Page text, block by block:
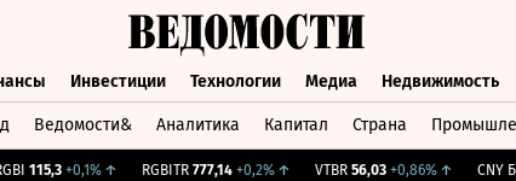
Инвестиции Технологии Медиа Недвижимость
Ведомости& Аналитика Капитал Страна
115,3 +0,1% ↑ RGBITR 777,14 +0,2%↑ VTBR 56,03 +0,86%↑ CNY